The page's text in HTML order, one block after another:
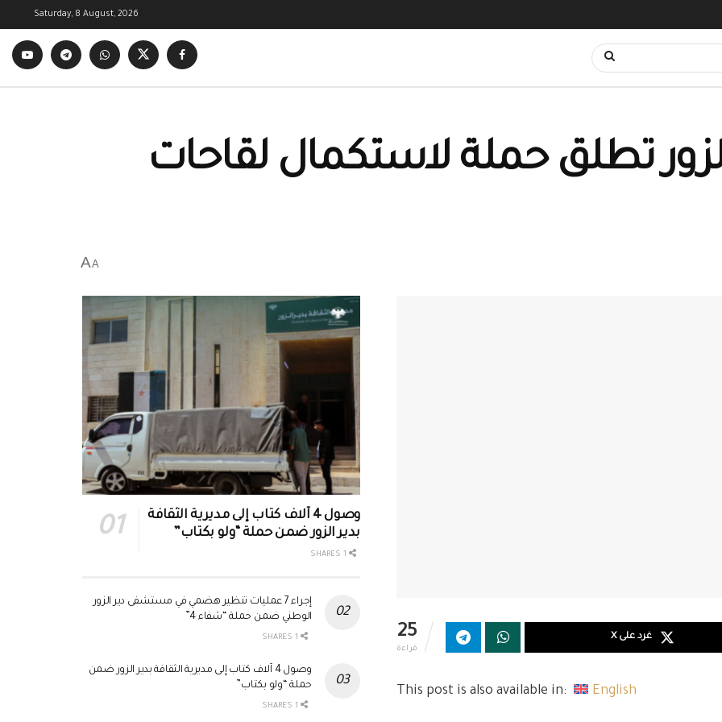
Saturday, 8 August, 2026
تطلق حملة لاستكمال لقاحات
A
A
25
قراءة
غرد على X
This post is also available in: English
وصول 4 آلاف كتاب إلى مديرية الثقافة
بدير الزور ضمن حملة “ولو بكتاب”
إجراء 7 عمليات تنظير هضمي في مستشفى دير الزور
الوطني ضمن حملة “شفاء 4”
وصول 4 آلاف كتاب إلى مديرية الثقافة بدير الزور ضمن
حملة “ولو بكتاب”